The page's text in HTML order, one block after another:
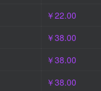
￥22.00
￥38.00
￥38.00
￥38.00